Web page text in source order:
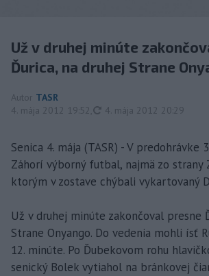
Už v druhej minúte
Ďurica, na druhej Strane
Autor TASR
4. mája 2012 19:52
aktualizované
4. mája 2012 20:29
Senica 4. mája (TASR) - V predohrávke
Záhorí výborný futbal, najmä zo strany
ktorým v zostave chýbali vykartovaný
Už v druhej minúte zakončoval presne
Strane Onyango. Do vedenia mohli ísť
12. minúte. Po Ďubekovom rohu
senický Bolek vytiahol na bránkovej